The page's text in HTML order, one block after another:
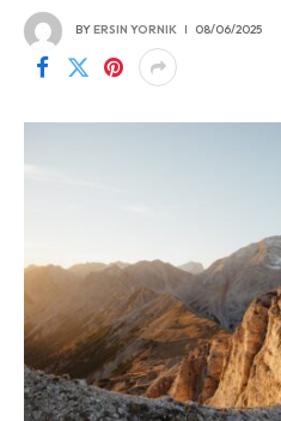
BYERSIN YORNIK 08/06/2025